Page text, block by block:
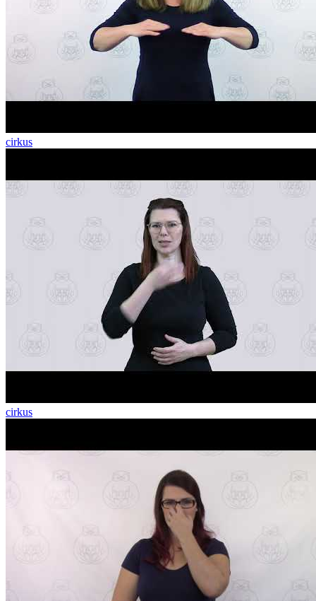
cirkus
cirkus